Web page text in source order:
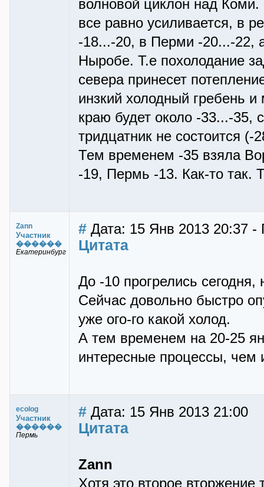
волновой циклон над
все равно усиливается, в
-18...-20, в Перми -20...-22,
Ныробе. Т.е похолодание
севера принесет
инзкий холодный гребень
краю будет около -33...-35,
тридцатник не состоится (-
Тем временем -35 взяла
-19, Пермь -13. Как-то так.
Zann
Участник
������
Екатеринбург
# Дата: 15 Янв 2013 20:37 -
Цитата
До -10 прогрелись
Сейчас довольно быстро
уже ого-го какой холод.
А тем временем на 20-25
интересные процессы, чем
ecolog
Участник
������
Пермь
# Дата: 15 Янв 2013 21:00
Цитата
Zann
Хотя это второе